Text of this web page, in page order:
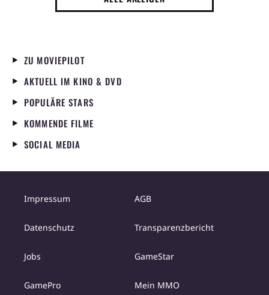
ZU MOVIEPILOT
AKTUELL IM KINO & DVD
POPULÄRE STARS
KOMMENDE FILME
SOCIAL MEDIA
Impressum AGB
Datenschutz Transparenzbericht
Jobs GameStar
GamePro Mein MMO